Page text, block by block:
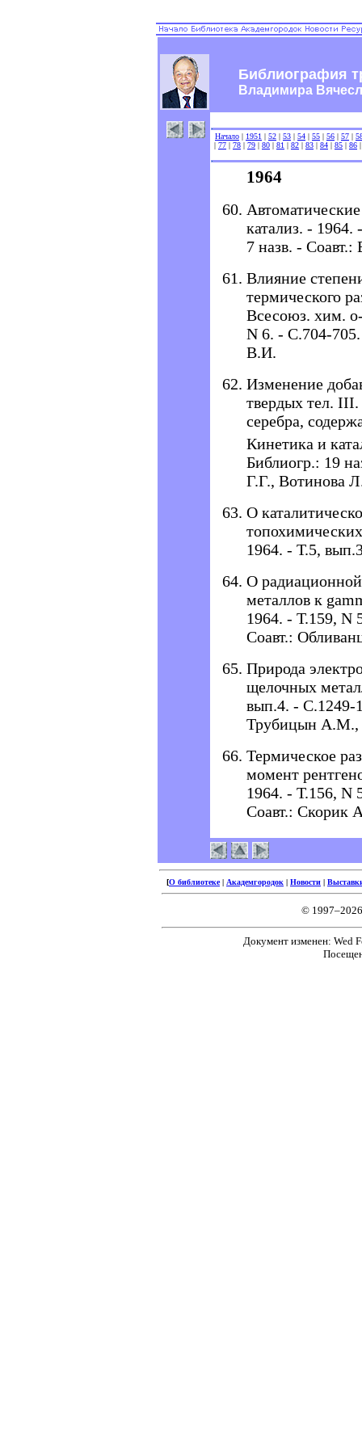
Библиография
Владимира
Начало | 1951 | 52 | 53 | 54 | 55 | 56 | 57 |
| 77 | 78 | 79 | 80 | 81 | 82 | 83 | 84 | 85 | 86
1964
катализ. -
7 назв. -
Влияние
термического
Всесоюз. хим.
N 6. - С.704-
В.И.
Изменение
твердых тел. III.
серебра,
Кинетика и
Библиогр.: 19
Г.Г., Вотинова
О
1964. - Т.5,
О
металлов к
1964. - Т.159, N
Соавт.:
Природа
щелочных
вып.4. - С.1249-
Трубицын А.М.,
Термическое
момент
1964. - Т.156, N
Соавт.: Скорик
[О библиотеке| Академгородок | Новости |
©
Документ изменен: Wed